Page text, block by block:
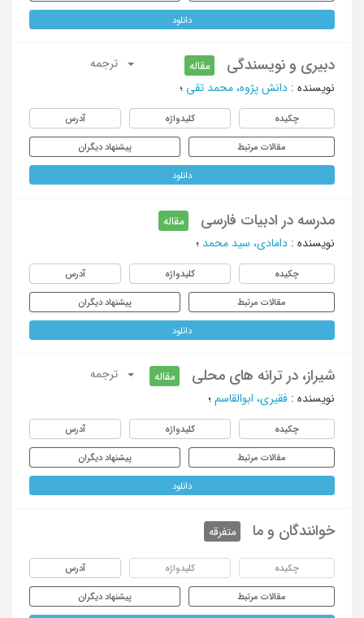
دانلود
دبیری و نویسندگی مقاله
ترجمه
نویسنده : دانش پژوه، محمد تقی ؛
چکیده کلیدواژه آدرس
مقالات مرتبط پیشنهاد دیگران
دانلود
مدرسه در ادبیات فارسی
مقاله
نویسنده : دامادی، سید محمد ؛
چکیده کلیدواژه آدرس
مقالات مرتبط پیشنهاد دیگران
دانلود
شیراز، در ترانه های محلی مقاله
ترجمه
نویسنده : فقیری، ابوالقاسم ؛
چکیده کلیدواژه آدرس
مقالات مرتبط پیشنهاد دیگران
دانلود
خوانندگان و ما متفرقه
چکیده کلیدواژه آدرس
مقالات مرتبط پیشنهاد دیگران